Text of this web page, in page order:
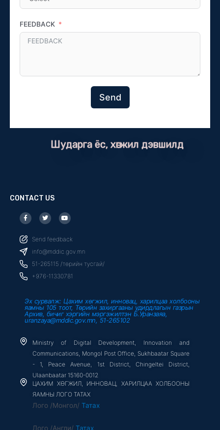
FEEDBACK
Send
Шударга ёс, хөгжил дэвшилд
CONTACT US
F
a
c
b
o
o
k
f
T
w
i
t
r
Y
o
u
u
e
Send feedback
info@mddic.gov.mn
51-265115 /төрийн тусгай/
+976-11330781
Эх сурвалж: Цахим хөгжил, инновац, харилцаа холбооны
яамны 105 тоот, Төрийн захиргааны удирдлагын газрын
Архив, бичиг хэргийн мэргэжилтэн Б.Уранзаяа,
uranzaya@mddic.gov.mn, 51-265102
Ministry of Digital Development, Innovation and
Communications, Mongol Post Office, Sukhbaatar Square
- 1, Peace Avenue, 1st District, Chingeltei District,
Ulaanbaatar 15160-0012
ЦАХИМ ХӨГЖИЛ, ИННОВАЦ, ХАРИЛЦАА ХОЛБООНЫ
ЯАМНЫ ЛОГО ТАТАХ
Лого /Монгол/ Татах
Лого /Англи/ Татах